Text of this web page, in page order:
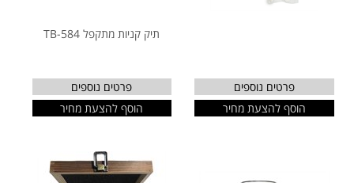
פרטים נוספים
הוסף להצעת מחיר
תיק קניות מתקפל TB-584
פרטים נוספים
הוסף להצעת מחיר